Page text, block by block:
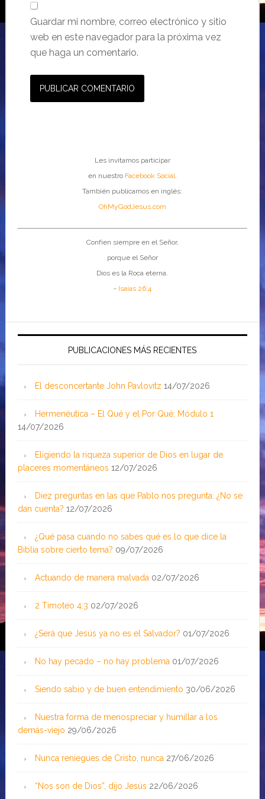
Guardar mi nombre, correo electrónico y sitio
web en este navegador para la próxima vez
que haga un comentario.
Les invitamos participar
en nuestro Facebook Social.
También publicamos en inglés:
OhMyGodJesus.com
Confíen siempre en el Señor,
porque el Señor
Dios es la Roca eterna.
- Isaías 26:4
PUBLICACIONES MÁS RECIENTES
El desconcertante John Pavlovitz 14/07/2026
Hermenéutica – El Qué y el Por Qué: Módulo 1
14/07/2026
Eligiendo la riqueza superior de Dios en lugar de
placeres momentáneos 12/07/2026
Diez preguntas en las que Pablo nos pregunta: ¿No se
dan cuenta? 12/07/2026
¿Qué pasa cuando no sabes qué es lo que dice la
Biblia sobre cierto tema? 09/07/2026
Actuando de manera malvada 02/07/2026
2 Timoteo 4:3 02/07/2026
¿Será que Jesús ya no es el Salvador? 01/07/2026
No hay pecado – no hay problema 01/07/2026
Siendo sabio y de buen entendimiento 30/06/2026
Nuestra forma de menospreciar y humillar a los
demás-viejo 29/06/2026
Nunca reniegues de Cristo, nunca 27/06/2026
“Nos son de Dios”, dijo Jesús 22/06/2026